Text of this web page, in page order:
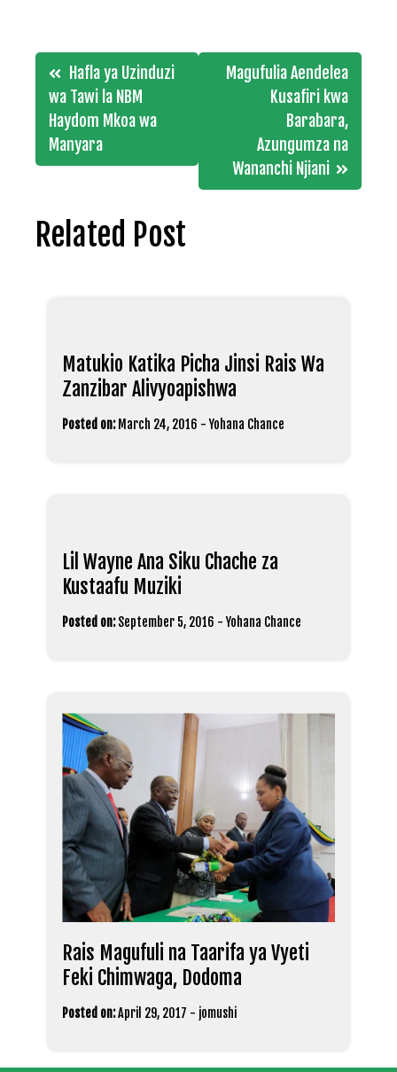
Post
navigation
Hafla ya Uzinduzi
wa Tawi la NBM
Haydom Mkoa wa
Manyara
Magufulia Aendelea
Kusafiri kwa
Barabara,
Azungumza na
Wananchi Njiani
Related Post
Matukio Katika Picha Jinsi Rais Wa
Zanzibar Alivyoapishwa
Posted on: March 24, 2016 -Yohana Chance
Lil Wayne Ana Siku Chache za
Kustaafu Muziki
Posted on: September 5, 2016 -Yohana Chance
Rais Magufuli na Taarifa ya Vyeti
Feki Chimwaga, Dodoma
Posted on:April 29, 2017 - jomushi